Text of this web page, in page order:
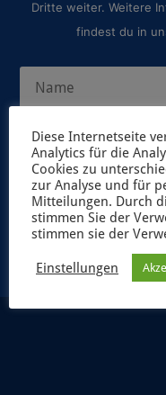
Dritte weiter. Weitere
findest du in
Diese Internetseite
Analytics für die
Cookies zu
zur Analyse und für
Mitteilungen. Durch
stimmen Sie der
stimmen sie der
Einstellungen